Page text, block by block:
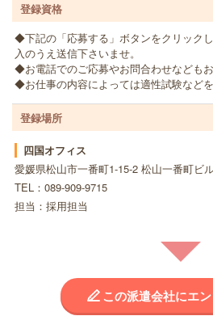
登録資格
◆下記の「応募する」ボタンをクリック
入のうえ送信下さいませ。
◆お電話でのご応募やお問合わせなども
◆お仕事の内容によっては適性試験などを
登録場所
四国オフィス
愛媛県松山市一番町1-15-2 松山一番町ビ
TEL：089-909-9715
担当：採用担当
この派遣会社にエ